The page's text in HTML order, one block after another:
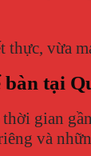
vừa
tại
thời gian
và